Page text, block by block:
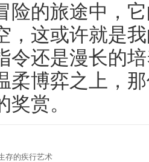
险的旅途中，
，这或许就是
令还是漫长的
柔博弈之上，
赏。
存的疾行艺术